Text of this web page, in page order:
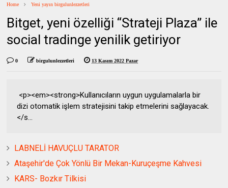
Home Yeni yayın birgulunlezzetleri
Bitget, yeni özelliği “Strateji Plaza” ile
social tradinge yenilik getiriyor
0 birgulunlezzetleri 13 Kasım 2022 Pazar
<p><em><strong>Kullanıcıların uygun uygulamalarla bir
dizi otomatik işlem stratejisini takip etmelerini sağlayacak.
</s...
LABNELİ HAVUÇLU TARATOR
Ataşehir'de Çok Yönlü Bir Mekan-Kuruçeşme Kahvesi
KARS- Bozkır Tilkisi